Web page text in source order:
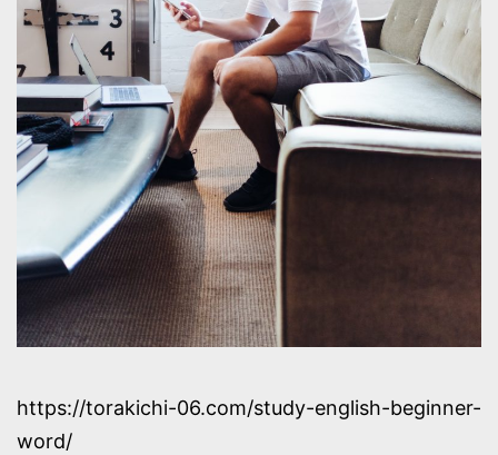
https://torakichi-06.com/study-english-beginner-
word/